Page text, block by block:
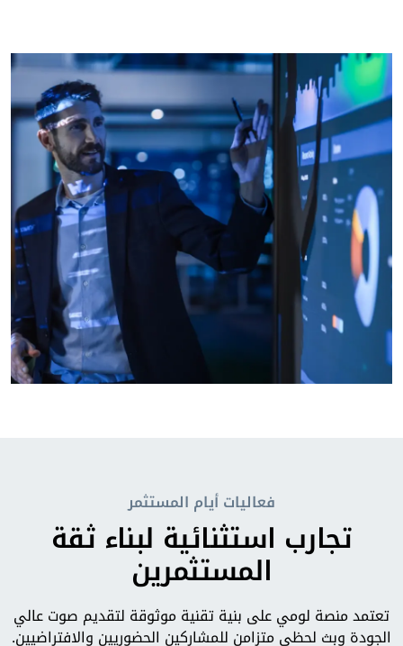
فعاليات أيام المستثمر
تجارب استثنائية لبناء ثقة
المستثمرين
تعتمد منصة لومي على بنية تقنية موثوقة لتقديم صوت عالي
الجودة وبث لحظي متزامن للمشاركين الحضوريين والافتراضيين.